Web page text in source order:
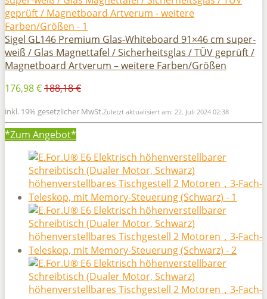
Sigel GL146 Premium Glas-Whiteboard 91×46 cm super-
weiß / Glas Magnettafel / Sicherheitsglas / TÜV geprüft /
Magnetboard Artverum – weitere Farben/Größen
176,98 €188,18 €
inkl. 19% gesetzlicher MwSt.Zuletzt aktualisiert am: 22. Juli 2024 02:38
*Zum Angebot*